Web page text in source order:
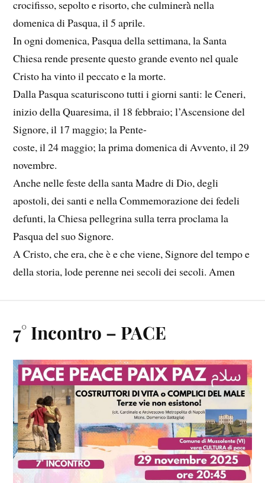
crocifisso, sepolto e risorto, che culminerà̀ nella
domenica di Pasqua, il 5 aprile.
In ogni domenica, Pasqua della settimana, la Santa
Chiesa rende presente questo grande evento nel quale
Cristo ha vinto il peccato e la morte.
Dalla Pasqua scaturiscono tutti i giorni santi: le Ceneri,
inizio della Quaresima, il 18 febbraio; l’Ascensione del
Signore, il 17 maggio; la Pente-
coste, il 24 maggio; la prima domenica di Avvento, il 29
novembre.
Anche nelle feste della santa Madre di Dio, degli
apostoli, dei santi e nella Commemorazione dei fedeli
defunti, la Chiesa pellegrina sulla terra proclama la
Pasqua del suo Signore.
A Cristo, che era, che è e che viene, Signore del tempo e
della storia, lode perenne nei secoli dei secoli. Amen
7° Incontro – PACE